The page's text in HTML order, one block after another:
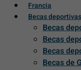
Francia
Becas deportivas
Becas
Becas
Becas
Becas de